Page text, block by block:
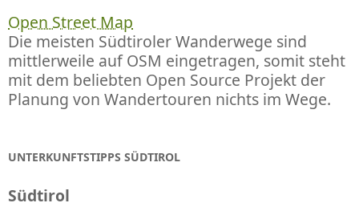
Open Street Map
Die meisten Südtiroler Wanderwege sind
mittlerweile auf OSM eingetragen, somit steht
mit dem beliebten Open Source Projekt der
Planung von Wandertouren nichts im Wege.
UNTERKUNFTSTIPPS SÜDTIROL
Südtirol